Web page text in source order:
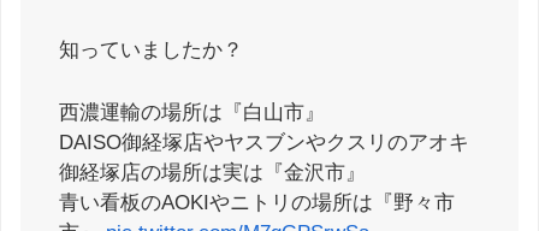
知っていましたか？
西濃運輸の場所は『白山市』
DAISO御経塚店やヤスブンやクスリのアオキ
御経塚店の場所は実は『金沢市』
青い看板のAOKIやニトリの場所は『野々市